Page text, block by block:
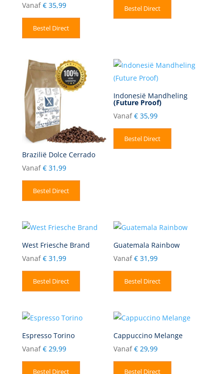
Vanaf €35,99
Bestel Direct
Bestel Direct
Brazilië Dolce Cerrado
Vanaf €31,99
Bestel Direct
Indonesië Mandheling
(Future Proof)
Vanaf € 35,99
Bestel Direct
West Friesche Brand
Vanaf €31,99
Bestel Direct
Guatemala Rainbow
Vanaf € 31,99
Bestel Direct
Espresso Torino
Vanaf €29,99
Bestel Direct
Cappuccino Melange
Vanaf € 29,99
Bestel Direct